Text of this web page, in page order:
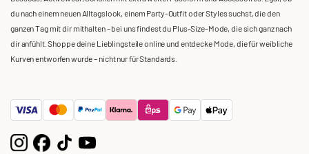
du nach einem neuen Alltagslook, einem Party-Outfit oder Styles suchst, die den
ganzen Tag mit dir mithalten – bei uns findest du Plus-Size-Mode, die sich ganz nach
dir anfühlt. Shoppe deine Lieblingsteile online und entdecke Mode, die für weibliche
Kurven entworfen wurde – nicht nur für Standards.